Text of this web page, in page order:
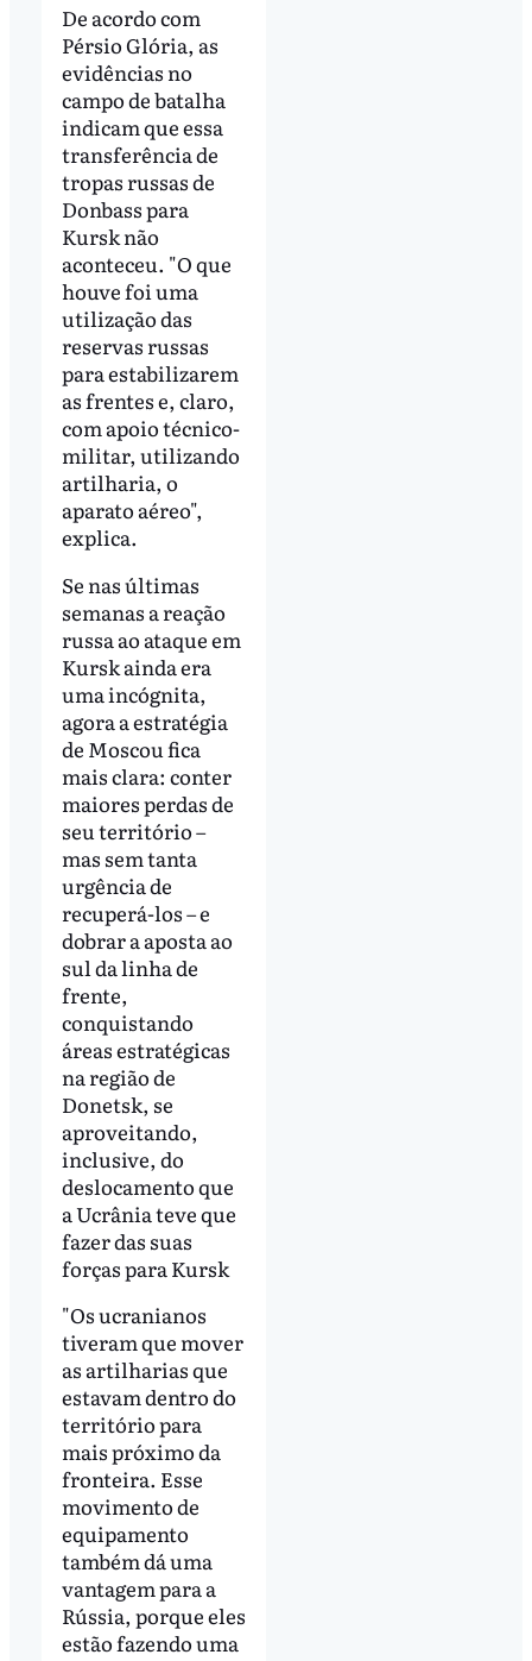
De acordo com
Pérsio Glória, as
evidências no
campo de batalha
indicam que essa
transferência de
tropas russas de
Donbass para
Kursk não
aconteceu. "O que
houve foi uma
utilização das
reservas russas
para estabilizarem
as frentes e, claro,
com apoio técnico-
militar, utilizando
artilharia, o
aparato aéreo",
explica.
Se nas últimas
semanas a reação
russa ao ataque em
Kursk ainda era
uma incógnita,
agora a estratégia
de Moscou fica
mais clara: conter
maiores perdas de
seu território –
mas sem tanta
urgência de
recuperá-los – e
dobrar a aposta ao
sul da linha de
frente,
conquistando
áreas estratégicas
na região de
Donetsk, se
aproveitando,
inclusive, do
deslocamento que
a Ucrânia teve que
fazer das suas
forças para Kursk
"Os ucranianos
tiveram que mover
as artilharias que
estavam dentro do
território para
mais próximo da
fronteira. Esse
movimento de
equipamento
também dá uma
vantagem para a
Rússia, porque eles
estão fazendo uma